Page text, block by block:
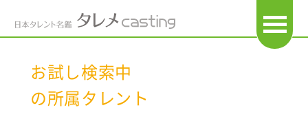
お試し検索中
の所属タレント